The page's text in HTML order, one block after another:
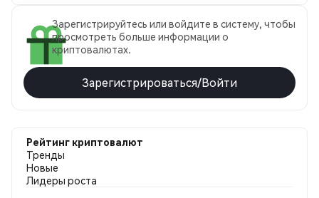
Зарегистрируйтесь или войдите в систему, чтобы
просмотреть больше информации о
криптовалютах.
Зарегистрироваться/Войти
Рейтинг криптовалют
Тренды
Новые
Лидеры роста